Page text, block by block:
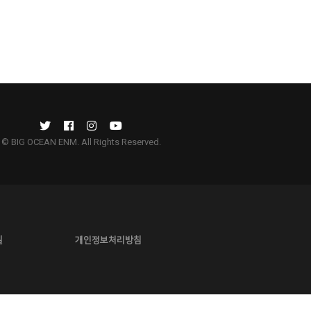
© BIG OCEAN ENM. All Rights Reserved.
개인정보처리방침